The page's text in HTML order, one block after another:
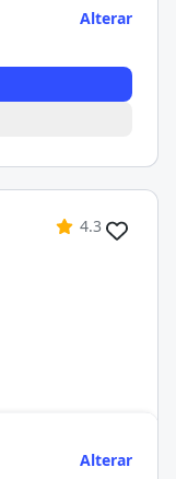
Alterar
4.3
Alterar